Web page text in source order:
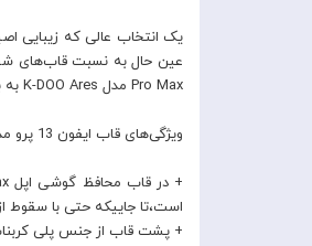
یک انتخاب عالی که زیبایی
Pro Max مدل K-DOO Ares به بهترین نحو از گوشی خود مراقبت می‌کنید و در عین حال ظاهری فوق‌العاده ای را هم به آن هدیه خواهید کرد.
ویژگی‌های قاب ایفون 13 پرو مدل K-DOO Ares
است،تا جاییکه حتی با سقوط
+ پشت قاب از جنس پلی